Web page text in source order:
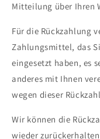
Mitteilung über Ihren
Für die Rückzahlung
Zahlungsmittel, das
eingesetzt haben, es
anderes mit Ihnen
wegen dieser
Wir können die
wieder